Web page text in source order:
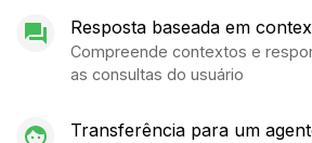
Resposta baseada em
Compreende contextos e
as consultas do usuário
Transferência para um